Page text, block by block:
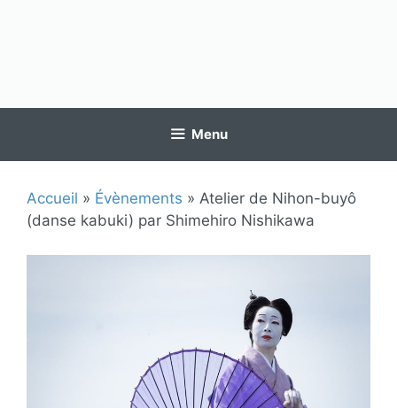
Menu
Accueil » Évènements » Atelier de Nihon-buyô
(danse kabuki) par Shimehiro Nishikawa